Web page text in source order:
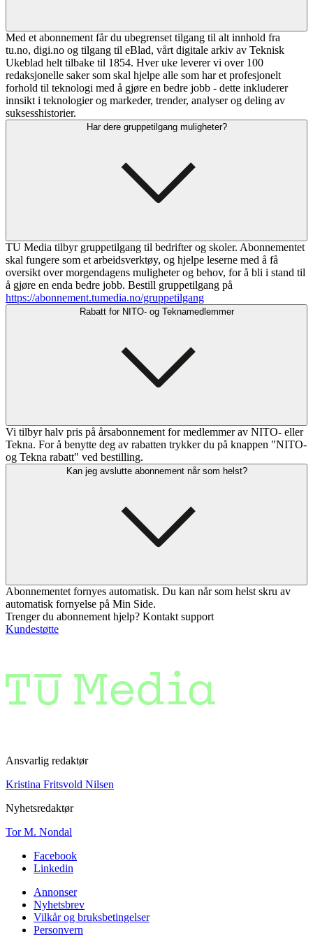
Med et abonnement får du ubegrenset tilgang til alt innhold fra
tu.no, digi.no og tilgang til eBlad, vårt digitale arkiv av Teknisk
Ukeblad helt tilbake til 1854. Hver uke leverer vi over 100
redaksjonelle saker som skal hjelpe alle som har et profesjonelt
forhold til teknologi med å gjøre en bedre jobb - dette inkluderer
innsikt i teknologier og markeder, trender, analyser og deling av
suksesshistorier.
Har dere gruppetilgang muligheter?
TU Media tilbyr gruppetilgang til bedrifter og skoler. Abonnementet
skal fungere som et arbeidsverktøy, og hjelpe leserne med å få
oversikt over morgendagens muligheter og behov, for å bli i stand til
å gjøre en enda bedre jobb. Bestill gruppetilgang på
https://abonnement.tumedia.no/gruppetilgang
Rabatt for NITO- og Teknamedlemmer
Vi tilbyr halv pris på årsabonnement for medlemmer av NITO- eller
Tekna. For å benytte deg av rabatten trykker du på knappen "NITO-
og Tekna rabatt" ved bestilling.
Kan jeg avslutte abonnement når som helst?
Abonnementet fornyes automatisk. Du kan når som helst skru av
automatisk fornyelse på Min Side.
Trenger du abonnement hjelp? Kontakt support
Kundestøtte
Ansvarlig redaktør
Kristina Fritsvold Nilsen
Nyhetsredaktør
Tor M. Nondal
Facebook
Linkedin
Annonser
Nyhetsbrev
Vilkår og bruksbetingelser
Personvern